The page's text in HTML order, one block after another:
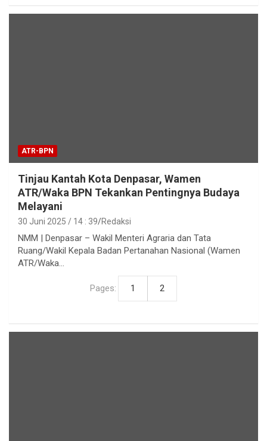
ATR-BPN
Tinjau Kantah Kota Denpasar, Wamen
ATR/Waka BPN Tekankan Pentingnya Budaya
Melayani
30 Juni 2025 / 14 : 39 Redaksi
NMM | Denpasar – Wakil Menteri Agraria dan Tata
Ruang/Wakil Kepala Badan Pertanahan Nasional (Wamen
ATR/Waka…
Pages: 1 2